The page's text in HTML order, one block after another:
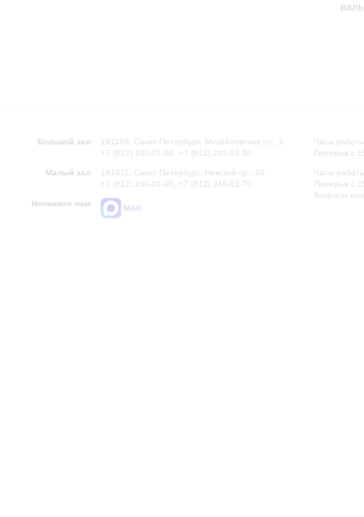
Большой зал:
191186, Санкт-Петербург, Михайловская ул., 2
+7 (812) 240-01-00, +7 (812) 240-01-80
Малый зал:
191011, Санкт-Петербург, Невский пр., 30
+7 (812) 240-01-00, +7 (812) 240-01-70
Напишите нам:
MAX
Часы
Перерыв с
Часы
Перерыв с
Вопросы